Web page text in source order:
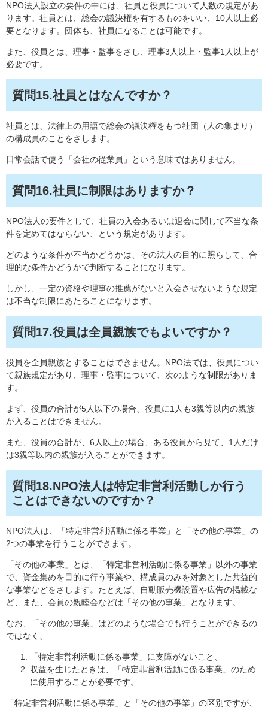
NPO法人設立の要件の中には、社員と役員について人数の規定があ
ります。社員とは、総会の議決権を有するものをいい、10人以上必
要となります。団体も、社員になることは可能です。
また、役員とは、理事・監事をさし、理事3人以上・監事1人以上が
必要です。
質問15.社員とはなんですか？
社員とは、法律上の用語で総会の議決権をもつ社団（人の集まり）
の構成員のことをさします。
日常会話で使う「会社の従業員」という意味ではありません。
質問16.社員に制限はありますか？
NPO法人の要件として、社員の入会あるいは退会に関して不当な条
件を定めてはならない、という規定があります。
どのような条件が不当かどうかは、その法人の目的に照らして、合
理的な条件かどうかで判断することになります。
しかし、一定の資格や理事の推薦がないと入会させないような規定
は不当な制限にあたることになります。
質問17.役員は全員親族でもよいですか？
役員を全員親族とすることはできません。NPO法では、役員につい
て親族規定があり、理事・監事について、次のような制限がありま
す。
まず、役員の合計が5人以下の場合、役員に1人も3親等以内の親族
が入ることはできません。
また、役員の合計が、6人以上の場合、ある役員から見て、1人だけ
は3親等以内の親族が入ることができます。
質問18.NPO法人は特定非営利活動しか行う
ことはできないのですか？
NPO法人は、「特定非営利活動に係る事業」と「その他の事業」の
2つの事業を行うことができます。
「その他の事業」とは、「特定非営利活動に係る事業」以外の事業
で、資金集めを目的に行う事業や、構成員のみを対象とした共益的
な事業などをさします。たとえば、自動販売機設置や広告の掲載な
ど、また、会員の親睦会などは「その他の事業」となります。
なお、「その他の事業」はどのような場合でも行うことができるの
ではなく、
「特定非営利活動に係る事業」に支障がないこと、
収益を生じたときは、「特定非営利活動に係る事業」のため
に使用することが必要です。
「特定非営利活動に係る事業」と「その他の事業」の区別ですが、